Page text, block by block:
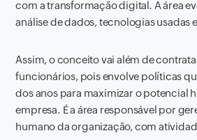
com a transformação digital. A área
análise de dados, tecnologias usadas
Assim, o conceito vai além de
funcionários, pois envolve políticas
dos anos para maximizar o potencial
empresa. É a área responsável por
humano da organização, com